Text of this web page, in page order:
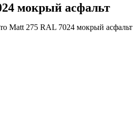
мокрый асфальт
Matt 275 RAL 7024 мокрый асфальт